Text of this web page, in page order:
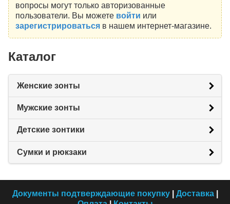
вопросы могут только авторизованные
пользователи. Вы можете войти или
зарегистрироватьсяв нашем интернет-магазине.
Каталог
Женские зонты
Мужские зонты
Детские зонтики
Сумки и рюкзаки
Документы подтверждающие покупку| Доставка|